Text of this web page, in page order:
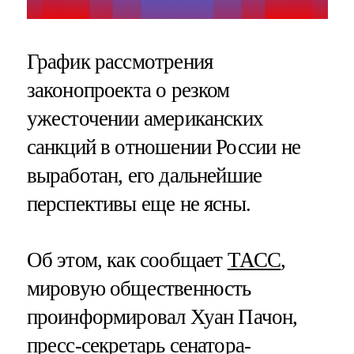
График рассмотрения
законопроекта о резком
ужесточении американских
санкций в отношении России не
выработан, его дальнейшие
перспективы еще не ясны.
Об этом, как сообщает ТАСС,
мировую общественность
проинформировал Хуан Пачон,
пресс-секретарь сенатора-